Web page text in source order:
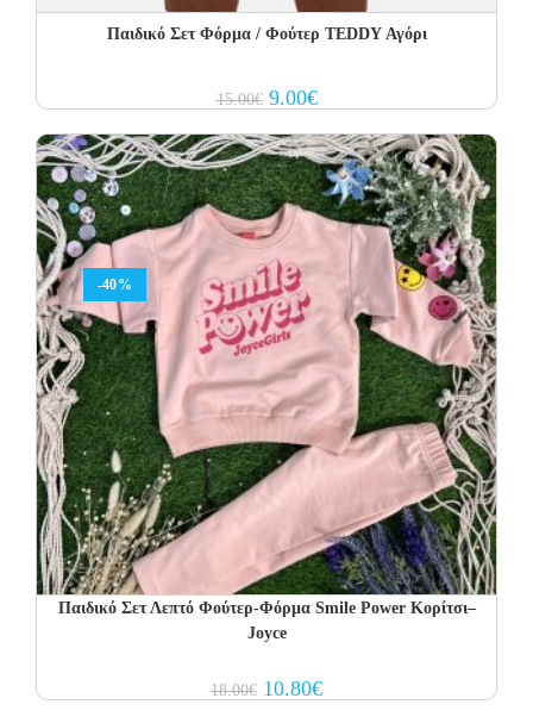
Παιδικό Σετ Φόρμα / Φούτερ TEDDY Αγόρι
15.00€ Original
price
15.00€.
9.00€Current
price
9.00€.
-40%
Παιδικό Σετ Λεπτό Φούτερ-Φόρμα Smile Power Κορίτσι–
Joyce
18.00€ Original
price
10.80€Current
price